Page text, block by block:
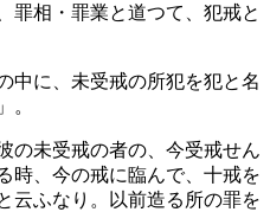
罪相・罪業と道つて、犯戒と
中に、未受戒の所犯を犯と名
。
の未受戒の者の、今受戒せん
時、今の戒に臨んで、十戒を
云ふなり。以前造る所の罪を